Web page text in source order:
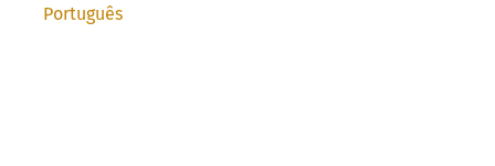
Português